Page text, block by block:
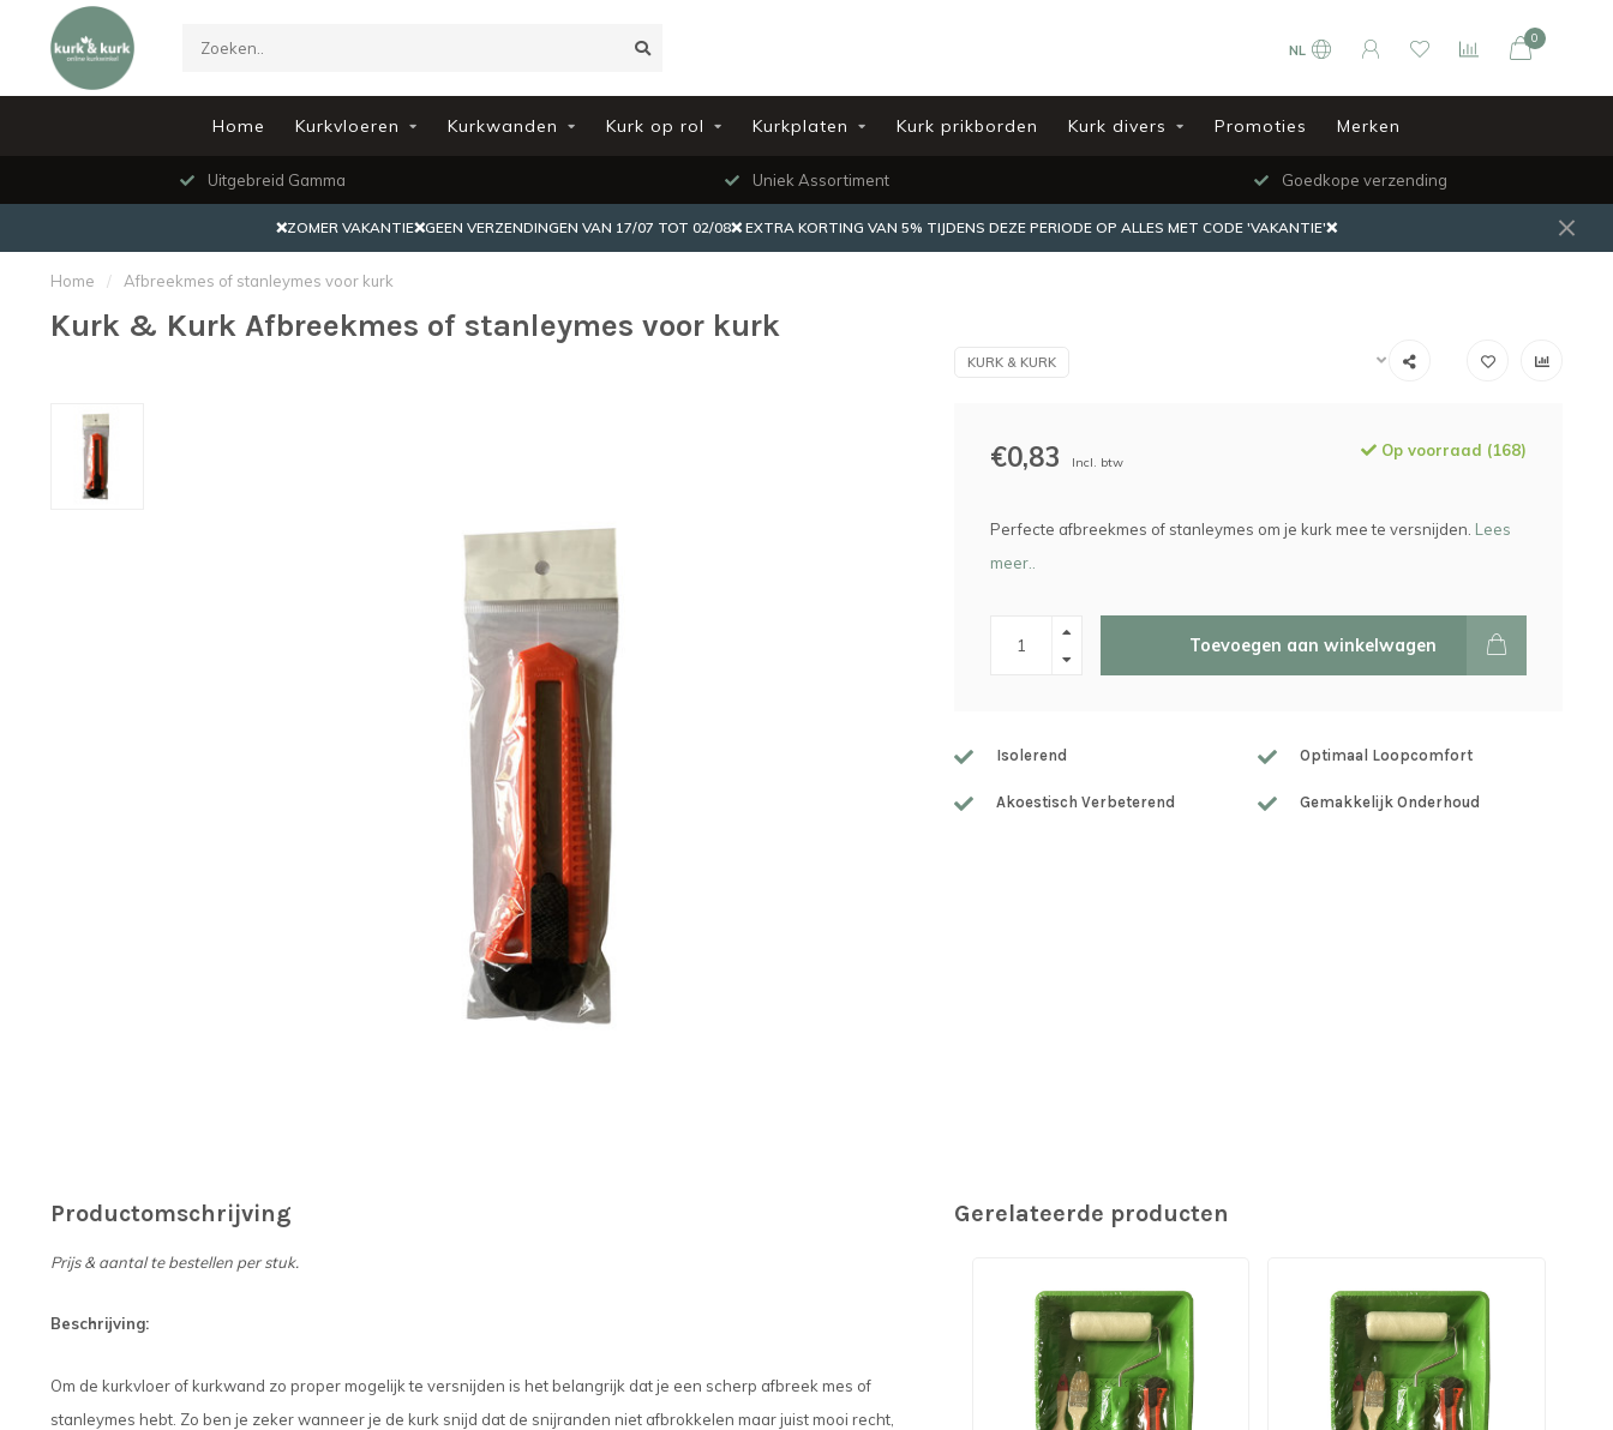
NL
0
Home Kurkvloeren Kurkwanden Kurk op rol Kurkplaten Kurk prikborden Kurk divers Promoties Merken
Uitgebreid Gamma Uniek Assortiment Goedkope verzending
❌ZOMER VAKANTIE❌GEEN VERZENDINGEN VAN 17/07 TOT 02/08❌ EXTRA KORTING VAN 5% TIJDENS DEZE PERIODE OP ALLES MET CODE 'VAKANTIE'❌
Home / Afbreekmes of stanleymes voor kurk
Kurk & Kurk Afbreekmes of stanleymes voor kurk
KURK & KURK
€0,83 Incl. btw
Op voorraad (168)
Perfecte afbreekmes of stanleymes om je kurk mee te versnijden. Lees
meer..
Toevoegen aan winkelwagen
Isolerend Optimaal Loopcomfort
Akoestisch Verbeterend Gemakkelijk Onderhoud
Productomschrijving
Prijs & aantal te bestellen per stuk.
Beschrijving:
Om de kurkvloer of kurkwand zo proper mogelijk te versnijden is het belangrijk dat je een scherp afbreek mes of
stanleymes hebt. Zo ben je zeker wanneer je de kurk snijd dat de snijranden niet afbrokkelen maar juist mooi recht,
Gerelateerde producten